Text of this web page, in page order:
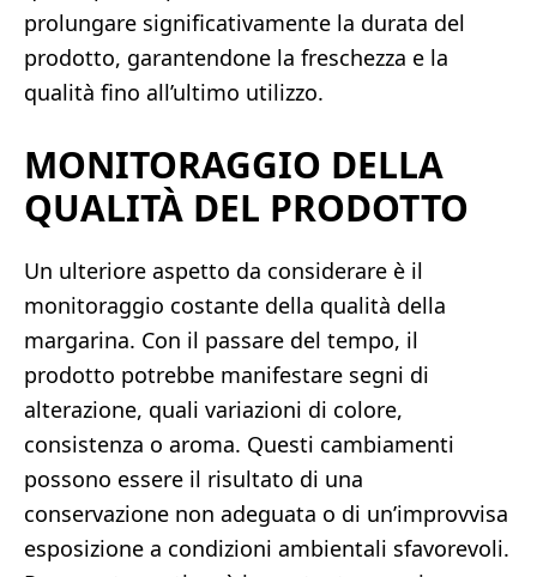
prolungare significativamente la durata del
prodotto, garantendone la freschezza e la
qualità fino all’ultimo utilizzo.
MONITORAGGIO DELLA
QUALITÀ DEL PRODOTTO
Un ulteriore aspetto da considerare è il
monitoraggio costante della qualità della
margarina. Con il passare del tempo, il
prodotto potrebbe manifestare segni di
alterazione, quali variazioni di colore,
consistenza o aroma. Questi cambiamenti
possono essere il risultato di una
conservazione non adeguata o di un’improvvisa
esposizione a condizioni ambientali sfavorevoli.